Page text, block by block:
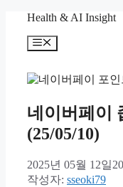
Health & AI Insight
메
네이버페이
(25/05/10)
2025년 05월 12일
작성자: sseoki79